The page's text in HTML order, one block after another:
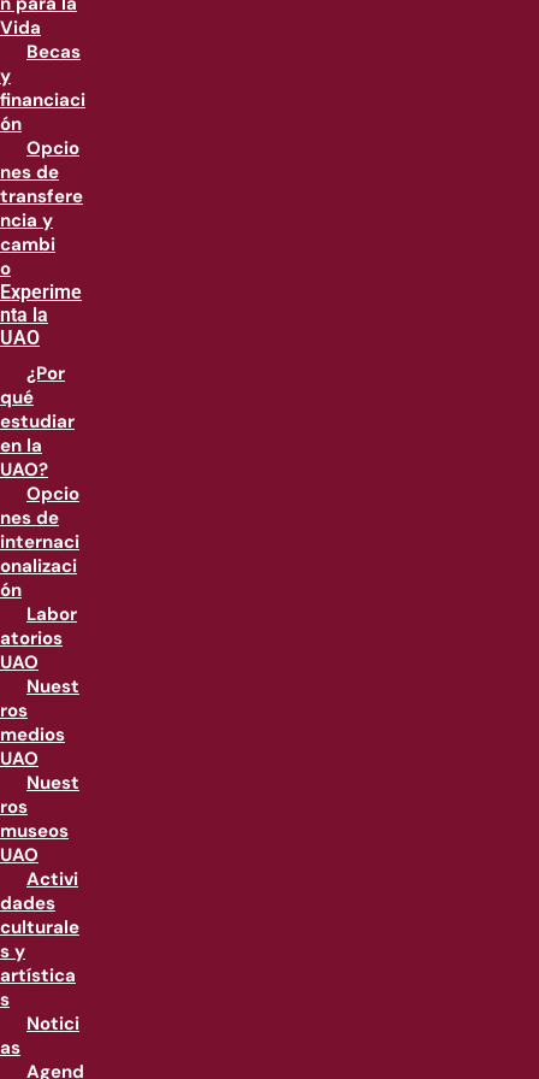
Vida
Becas
y
financiaci
ón
Opcio
nes de
transfere
ncia y
cambi
o
Experime
nta la
UAO
¿Por
qué
estudiar
en la
UAO?
Opcio
nes de
internaci
onalizaci
ón
Labor
atorios
UAO
Nuest
ros
medios
UAO
Nuest
ros
museos
UAO
Activi
dades
culturale
s y
artística
s
Notici
as
Agend